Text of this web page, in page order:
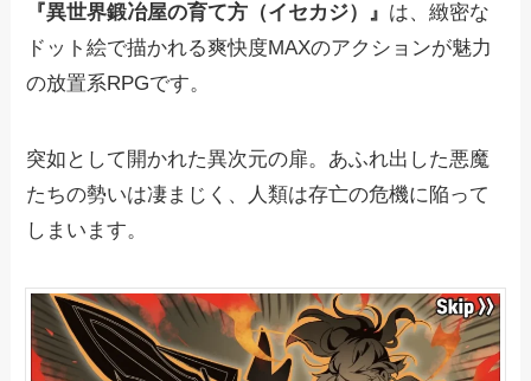
『異世界鍛冶屋の育て方（イセカジ）』 は、緻密な
ドット絵で描かれる爽快度MAXのアクションが魅力
の放置系RPGです。
突如として開かれた異次元の扉。あふれ出した悪魔
たちの勢いは凄まじく、人類は存亡の危機に陥って
しまいます。